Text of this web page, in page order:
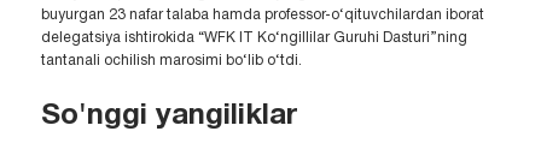
buyurgan 23 nafar talaba hamda professor-o‘qituvchilardan iborat
delegatsiya ishtirokida “WFK IT Ko‘ngillilar Guruhi Dasturi”ning
tantanali ochilish marosimi bo‘lib o‘tdi.
So'nggi yangiliklar